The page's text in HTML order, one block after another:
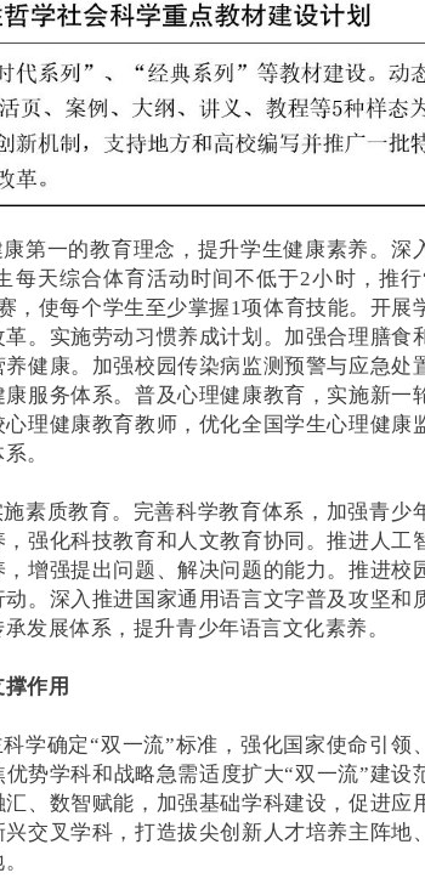
第一的教育理念，提升学生健康素养。深
每天综合体育活动时间不低于2小时，推行
，使每个学生至少掌握1项体育技能。开展
。实施劳动习惯养成计划。加强合理膳食
健康。加强校园传染病监测预警与应急处
服务体系。普及心理健康教育，实施新一
理健康教育教师，优化全国学生心理健康
。
素质教育。完善科学教育体系，加强青少
强化科技教育和人文教育协同。推进人工
增强提出问题、解决问题的能力。推进校
。深入推进国家通用语言文字普及攻坚和
发展体系，提升青少年语言文化素养。
作用
学确定“双一流”标准，强化国家使命引领
势学科和战略急需适度扩大“双一流”建设
、数智赋能，加强基础学科建设，促进应
交叉学科，打造拔尖创新人才培养主阵地